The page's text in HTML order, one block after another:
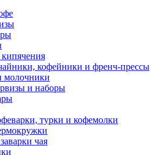
кофейники и френч-прессы
молочники
и наборы
турки и кофемолки
чая